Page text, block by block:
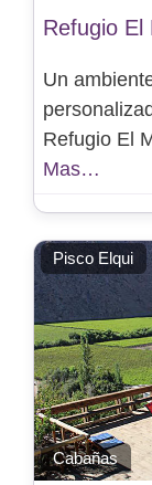
Refugio El
Un
Refugio El
Mas…
Pisco Elqui
Cabañas